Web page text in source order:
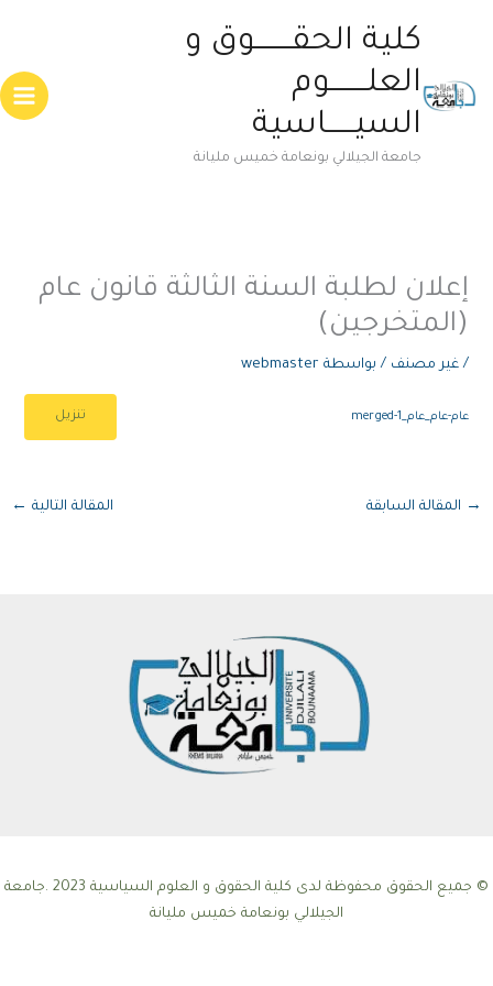
كلية الحقــــــــوق و
العلــــــــوم
السيــــــاسية
جامعة الجيلالي بونعامة خميس مليانة
إعلان لطلبة السنة الثالثة قانون عام
(المتخرجين)
/غير مصنف / بواسطة webmaster
عام-عام_عام_merged-1 تنزيل
→ المقالة السابقة المقالة التالية ←
© جميع الحقوق محفوظة لدى كلية الحقوق و العلوم السياسية 2023 .جامعة
الجيلالي بونعامة خميس مليانة